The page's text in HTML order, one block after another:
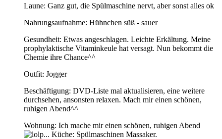
Laune: Ganz gut, die Spülmaschine nervt, aber sonst alles ok
Nahrungsaufnahme: Hühnchen süß - sauer
Gesundheit: Etwas angeschlagen. Leichte Erkältung. Meine
prophylaktische Vitaminkeule hat versagt. Nun bekommt die
Chemie ihre Chance^^
Outfit: Jogger
Beschäftigung: DVD-Liste mal aktualisieren, eine weitere
durchsehen, ansonsten relaxen. Mach mir einen schönen,
ruhigen Abend^^
Wohnung: Ich mache mir einen schönen, ruhigen Abend
... Küche: Spülmaschinen Massaker.